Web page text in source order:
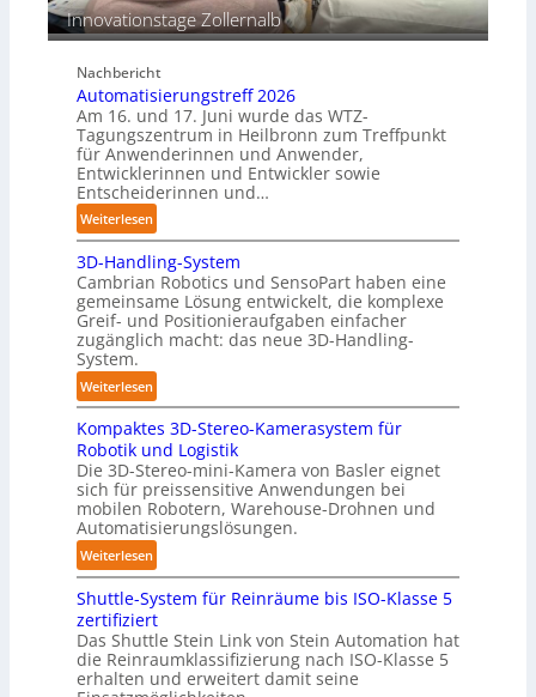
r
o
b
o
t
t
ä
i
g
e
P
o
l
y
m
e
r
l
a
g
e
r
f
ü
r
T
a
u
h
r
o
b
Innovationstage Zollernalb
Nachbericht
Automatisierungstreff 2026
Am 16. und 17. Juni wurde das WTZ-
Tagungszentrum in Heilbronn zum Treffpunkt
für Anwenderinnen und Anwender,
Entwicklerinnen und Entwickler sowie
Entscheiderinnen und…
Weiterlesen:
A
u
t
o
m
t
i
s
i
e
r
u
n
g
s
t
r
e
f
3D-Handling-System
Cambrian Robotics und SensoPart haben eine
gemeinsame Lösung entwickelt, die komplexe
Greif- und Positionieraufgaben einfacher
zugänglich macht: das neue 3D-Handling-
System.
Weiterlesen:
3
D
-
H
a
n
d
l
n
g
-
S
Kompaktes 3D-Stereo-Kamerasystem für
Robotik und Logistik
Die 3D-Stereo-mini-Kamera von Basler eignet
sich für preissensitive Anwendungen bei
mobilen Robotern, Warehouse-Drohnen und
Automatisierungslösungen.
Weiterlesen:
K
o
m
p
a
k
Shuttle-System für Reinräume bis ISO-Klasse 5
zertifiziert
Das Shuttle Stein Link von Stein Automation hat
die Reinraumklassifizierung nach ISO-Klasse 5
erhalten und erweitert damit seine